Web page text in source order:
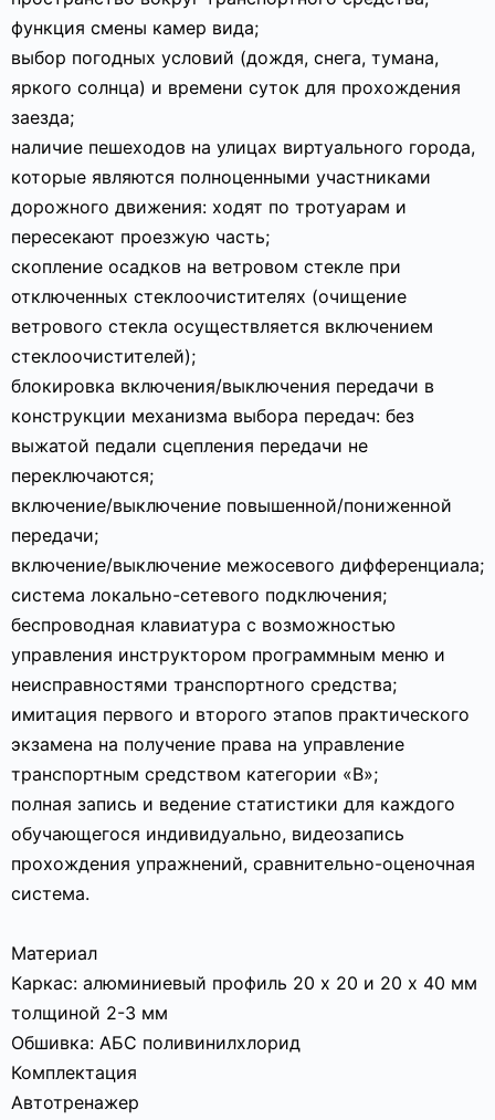
функция смены камер вида;
выбор погодных условий (дождя, снега, тумана,
яркого солнца) и времени суток для прохождения
заезда;
наличие пешеходов на улицах виртуального города,
которые являются полноценными участниками
дорожного движения: ходят по тротуарам и
пересекают проезжую часть;
скопление осадков на ветровом стекле при
отключенных стеклоочистителях (очищение
ветрового стекла осуществляется включением
стеклоочистителей);
блокировка включения/выключения передачи в
конструкции механизма выбора передач: без
выжатой педали сцепления передачи не
переключаются;
включение/выключение повышенной/пониженной
передачи;
включение/выключение межосевого дифференциала;
система локально-сетевого подключения;
беспроводная клавиатура с возможностью
управления инструктором программным меню и
неисправностями транспортного средства;
имитация первого и второго этапов практического
экзамена на получение права на управление
транспортным средством категории «В»;
полная запись и ведение статистики для каждого
обучающегося индивидуально, видеозапись
прохождения упражнений, сравнительно-оценочная
система.
Материал
Каркас: алюминиевый профиль 20 х 20 и 20 х 40 мм
толщиной 2-3 мм
Обшивка: АБС поливинилхлорид
Комплектация
Автотренажер